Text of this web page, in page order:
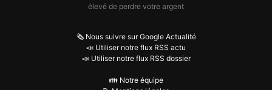
élevé de perdre votre argent
🗞️ Nous suivre sur Google Actualité
📣 Utiliser notre flux RSS actu
📣 Utiliser notre flux RSS dossier
👪 Notre équipe